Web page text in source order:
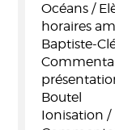
Océans /
horaires
Baptiste-
Boutel
Ionisation /